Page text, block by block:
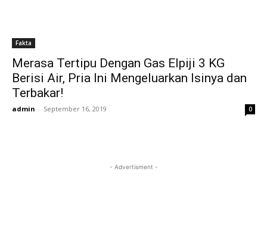
Fakta
Merasa Tertipu Dengan Gas Elpiji 3 KG
Berisi Air, Pria Ini Mengeluarkan Isinya dan
Terbakar!
admin - September 16, 2019 0
- Advertisment -